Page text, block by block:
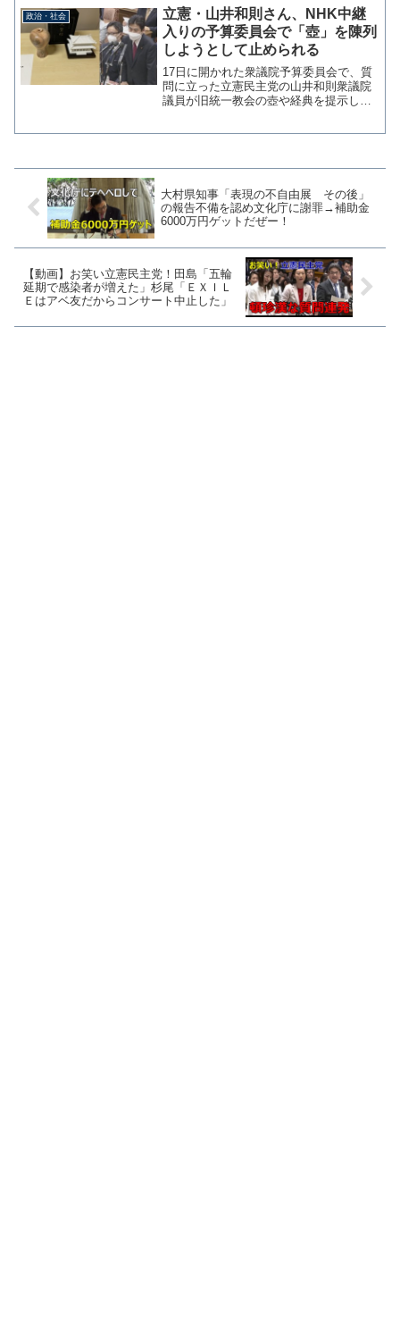
説明しただけで、特に批判を受けるよう
な内容ではなかった。そ...
政治・社会
立憲・山井和則さん、NHK中継
入りの予算委員会で「壺」を陳列
しようとして止められる
17日に開かれた衆議院予算委員会で、質
問に立った立憲民主党の山井和則衆議院
議員が旧統一教会の壺や経典を提示しよ
大村県知事「表現の不自由展 その後」
の報告不備を認め文化庁に謝罪→補助金
6000万円ゲットだぜー！
【動画】お笑い立憲民主党！田島「五輪
延期で感染者が増えた」杉尾「ＥＸＩＬ
Ｅはアベ友だからコンサート中止した」